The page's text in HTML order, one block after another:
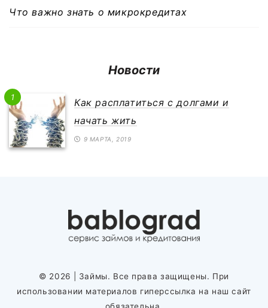
Что важно знать о микрокредитах
Новости
1
Как расплатиться с долгами и
начать жить
9 МАРТА, 2019
© 2026
| Займы. Все права защищены. При
использовании материалов гиперссылка на наш сайт